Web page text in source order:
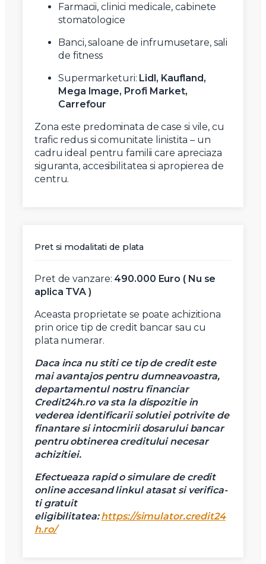
Farmacii, clinici medicale, cabinete
stomatologice
Banci, saloane de infrumusetare, sali
de fitness
Supermarketuri: Lidl, Kaufland,
Mega Image, Profi Market,
Carrefour
Zona este predominata de case si vile, cu
trafic redus si comunitate linistita – un
cadru ideal pentru familii care apreciaza
siguranta, accesibilitatea si apropierea de
centru.
Pret si modalitati de plata
Pret de vanzare: 490.000 Euro ( Nu se
aplica TVA )
Aceasta proprietate se poate achizitiona
prin orice tip de credit bancar sau cu
plata numerar.
Daca inca nu stiti ce tip de credit este
mai avantajos pentru dumneavoastra,
departamentul nostru financiar
Credit24h.ro va sta la dispozitie in
vederea identificarii solutiei potrivite de
finantare si intocmirii dosarului bancar
pentru obtinerea creditului necesar
achizitiei.
Efectueaza rapid o simulare de credit
online accesand linkul atasat si verifica-
ti gratuit
eligibilitatea:https://simulator.credit24
h.ro/